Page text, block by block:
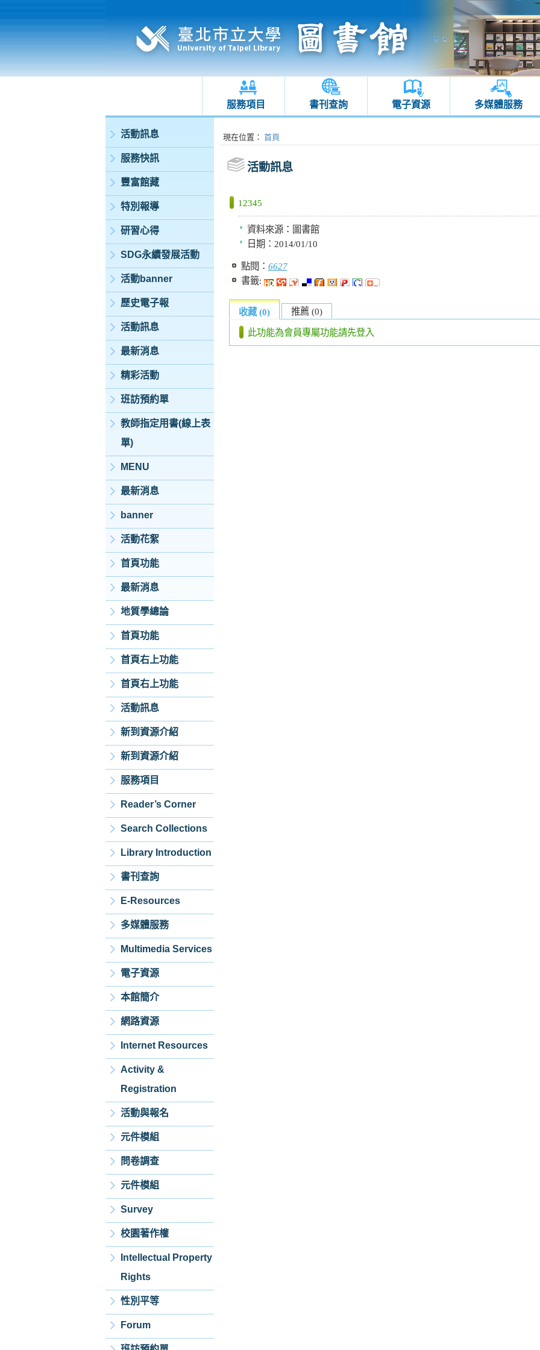
服務項目 書刊查詢 電子資源 多媒體服務
:::
活動訊息
服務快訊
豐富館藏
特別報導
研習心得
SDG永續發展活動
活動banner
歷史電子報
活動訊息
最新消息
精彩活動
班訪預約單
教師指定用書(線上表
單)
MENU
最新消息
banner
活動花絮
首頁功能
最新消息
地質學總論
首頁功能
首頁右上功能
首頁右上功能
活動訊息
新到資源介紹
新到資源介紹
服務項目
Reader’s Corner
Search Collections
Library Introduction
書刊查詢
E-Resources
多媒體服務
Multimedia Services
電子資源
本館簡介
網路資源
Internet Resources
Activity &
Registration
活動與報名
元件模組
問卷調查
元件模組
Survey
校園著作權
Intellectual Property
Rights
性別平等
Forum
:::現在位置 ： 首頁
活動訊息
12345
資料來源： 圖書館
日期： 2014/01/10
點閱： 6627
書籤:
收藏 (0) 推薦 (0)
此功能為會員專屬功能請先登入